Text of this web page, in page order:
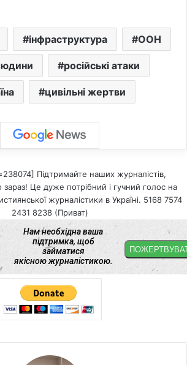
інфраструктура ООН
російські атаки
цивільні жертви
Підтримайте наших журналістів,
Це дуже потрібний і гучний голос на
журналістики в Україні. 5168 7574
2431 8238 (Приват)